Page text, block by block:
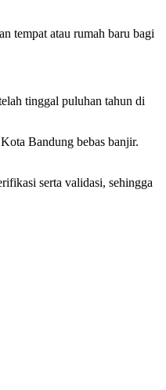
tempat atau rumah baru bagi
tinggal puluhan tahun di
Bandung bebas banjir.
serta validasi, sehingga